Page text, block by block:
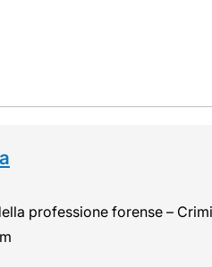
professione forense –